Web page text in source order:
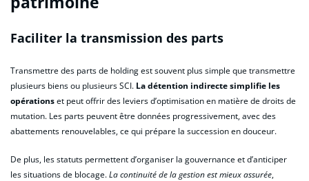
Faciliter la transmission des parts
Transmettre des parts de holding est souvent plus simple que transmettre
plusieurs biens ou plusieurs SCI. La détention indirecte simplifie les
opérationset peut offrir des leviers d’optimisation en matière de droits de
mutation. Les parts peuvent être données progressivement, avec des
abattements renouvelables, ce qui prépare la succession en douceur.
De plus, les statuts permettent d’organiser la gouvernance et d’anticiper
les situations de blocage.La continuité de la gestion est mieux assurée,